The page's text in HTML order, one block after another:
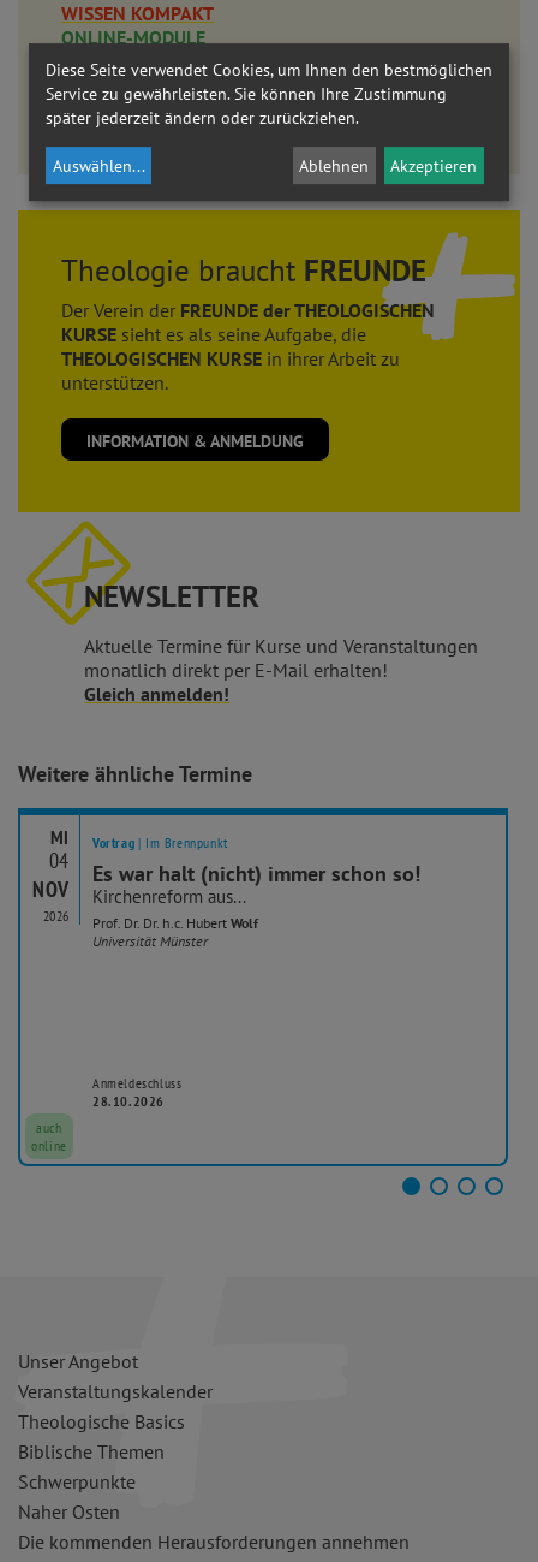
WISSEN KOMPAKT
ONLINE-MODULE
AKADEMIE AM DOM
LEHRGANG THEOLOGIE
Theologie braucht FREUNDE
Der Verein der FREUNDE der THEOLOGISCHEN
KURSE sieht es als seine Aufgabe, die
THEOLOGISCHEN KURSE in ihrer Arbeit zu
unterstützen.
INFORMATION & ANMELDUNG
NEWSLETTER
Aktuelle Termine für Kurse und Veranstaltungen
monatlich direkt per E-Mail erhalten!
Gleich anmelden!
Weitere ähnliche Termine
MI
04
NOV
2026
Vortrag | Im Brennpunkt
Es war halt (nicht) immer schon so!
Kirchenreform aus...
Prof. Dr. Dr. h.c. Hubert Wolf
Universität Münster
auch
online
Anmeldeschluss
28.10.2026
Unser Angebot
Veranstaltungskalender
Theologische Basics
Biblische Themen
Schwerpunkte
Naher Osten
Die kommenden Herausforderungen annehmen
Diese Seite verwendet Cookies, um Ihnen den bestmöglichen
Service zu gewährleisten. Sie können Ihre Zustimmung
später jederzeit ändern oder zurückziehen.
Auswählen... Ablehnen Akzeptieren